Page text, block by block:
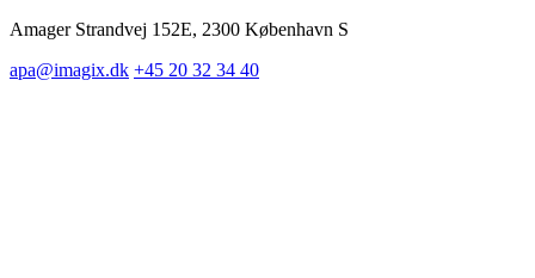
Amager Strandvej 152E, 2300 København S
apa@imagix.dk +45 20 32 34 40